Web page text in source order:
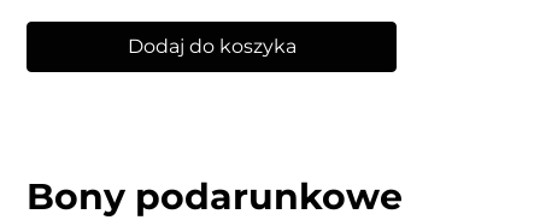
Dodaj do koszyka
Bony podarunkowe